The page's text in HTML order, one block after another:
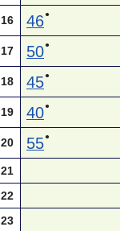
16 46●
17 50●
18 45●
19 40●
20 55●
21
22
23